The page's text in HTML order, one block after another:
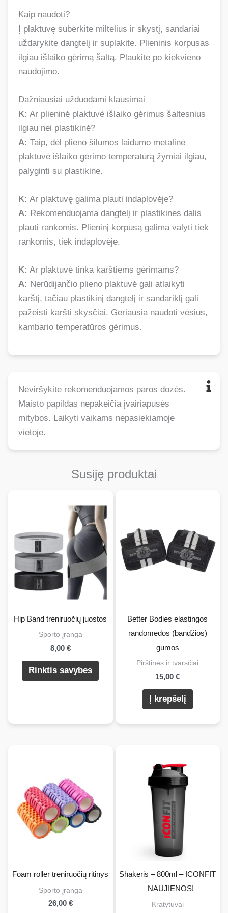
Kaip naudoti?
Į plaktuvę suberkite miltelius ir skystį, sandariai
uždarykite dangtelį ir suplakite. Plieninis korpusas
ilgiau išlaiko gėrimą šaltą. Plaukite po kiekvieno
naudojimo.
Dažniausiai užduodami klausimai
K: Ar plieninė plaktuvė išlaiko gėrimus šaltesnius
ilgiau nei plastikinė?
A: Taip, dėl plieno šilumos laidumo metalinė
plaktuvė išlaiko gėrimo temperatūrą žymiai ilgiau,
palyginti su plastikine.
K: Ar plaktuvę galima plauti indaplovėje?
A: Rekomenduojama dangtelį ir plastikines dalis
plauti rankomis. Plieninį korpusą galima valyti tiek
rankomis, tiek indaplovėje.
K: Ar plaktuvė tinka karštiems gėrimams?
A: Nerūdijančio plieno plaktuvė gali atlaikyti
karštį, tačiau plastikinį dangtelį ir sandariklį gali
pažeisti karšti skysčiai. Geriausia naudoti vėsius,
kambario temperatūros gėrimus.
Neviršykite rekomenduojamos paros dozės.
Maisto papildas nepakeičia įvairiapusės
mitybos. Laikyti vaikams nepasiekiamoje
vietoje.
Susiję produktai
Hip Band treniruočių juostos
Sporto įranga
8,00 €
Rinktis savybes
Šis
produktas
Better Bodies elastingos
randomedos (bandžios)
gumos
Pirštinės ir tvarsčiai
15,00€
Į krepšelį
Foam roller treniruočių ritinys
Sporto įranga
26,00 €
Shakeris – 800ml – ICONFIT
– NAUJIENOS!
Kratytuvai